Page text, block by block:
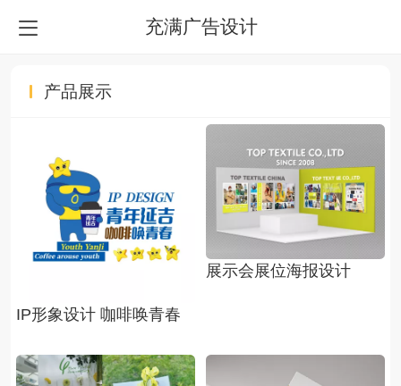
充满广告设计
产品展示
IP形象设计 咖啡唤青春
展示会展位海报设计